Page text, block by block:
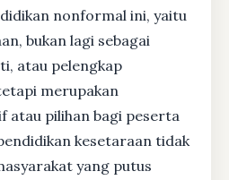
nonformal ini, yaitu
bukan lagi sebagai
atau pelengkap
merupakan
atau pilihan bagi peserta
kesetaraan tidak
yang putus